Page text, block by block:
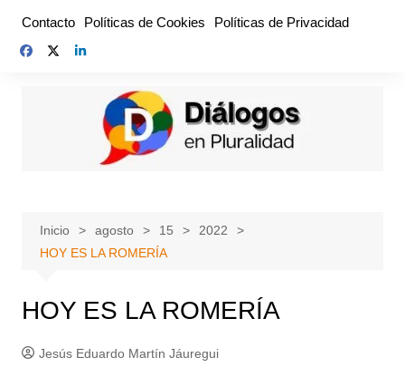
contenido
Contacto Políticas de Cookies Políticas de Privacidad
Inicio agosto 15
2022
HOY ES LA ROMERÍA
HOY ES LA ROMERÍA
Jesús Eduardo Martín Jáuregui